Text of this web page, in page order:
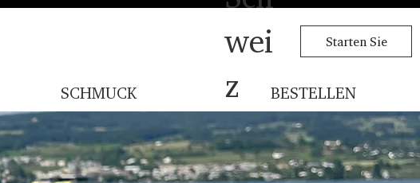
SCHMUCK BESTELLEN
Starten Sie
wei
z